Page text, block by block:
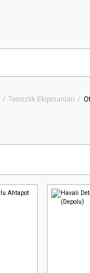
Temizlik Ekipmanları